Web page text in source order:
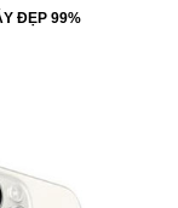
ĐẸP 99%